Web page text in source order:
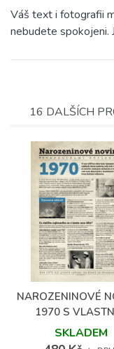
Váš text i fotografii
nebudete spokojeni.
16 DALŠÍCH
NAROZENINOVÉ
1970 S
TEXTEM ASKLADEM